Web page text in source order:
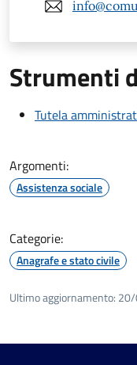
Strumenti
Tutela
Argomenti:
Assistenza sociale
Categorie:
Anagrafe e stato civile
Ultimo aggiornamento: